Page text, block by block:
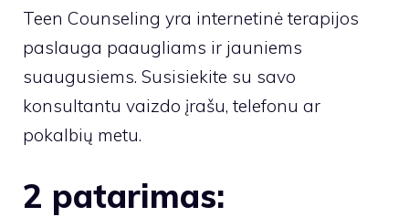
Teen Counseling yra internetinė terapijos
paslauga paaugliams ir jauniems
suaugusiems. Susisiekite su savo
konsultantu vaizdo įrašu, telefonu ar
pokalbių metu.
2 patarimas: